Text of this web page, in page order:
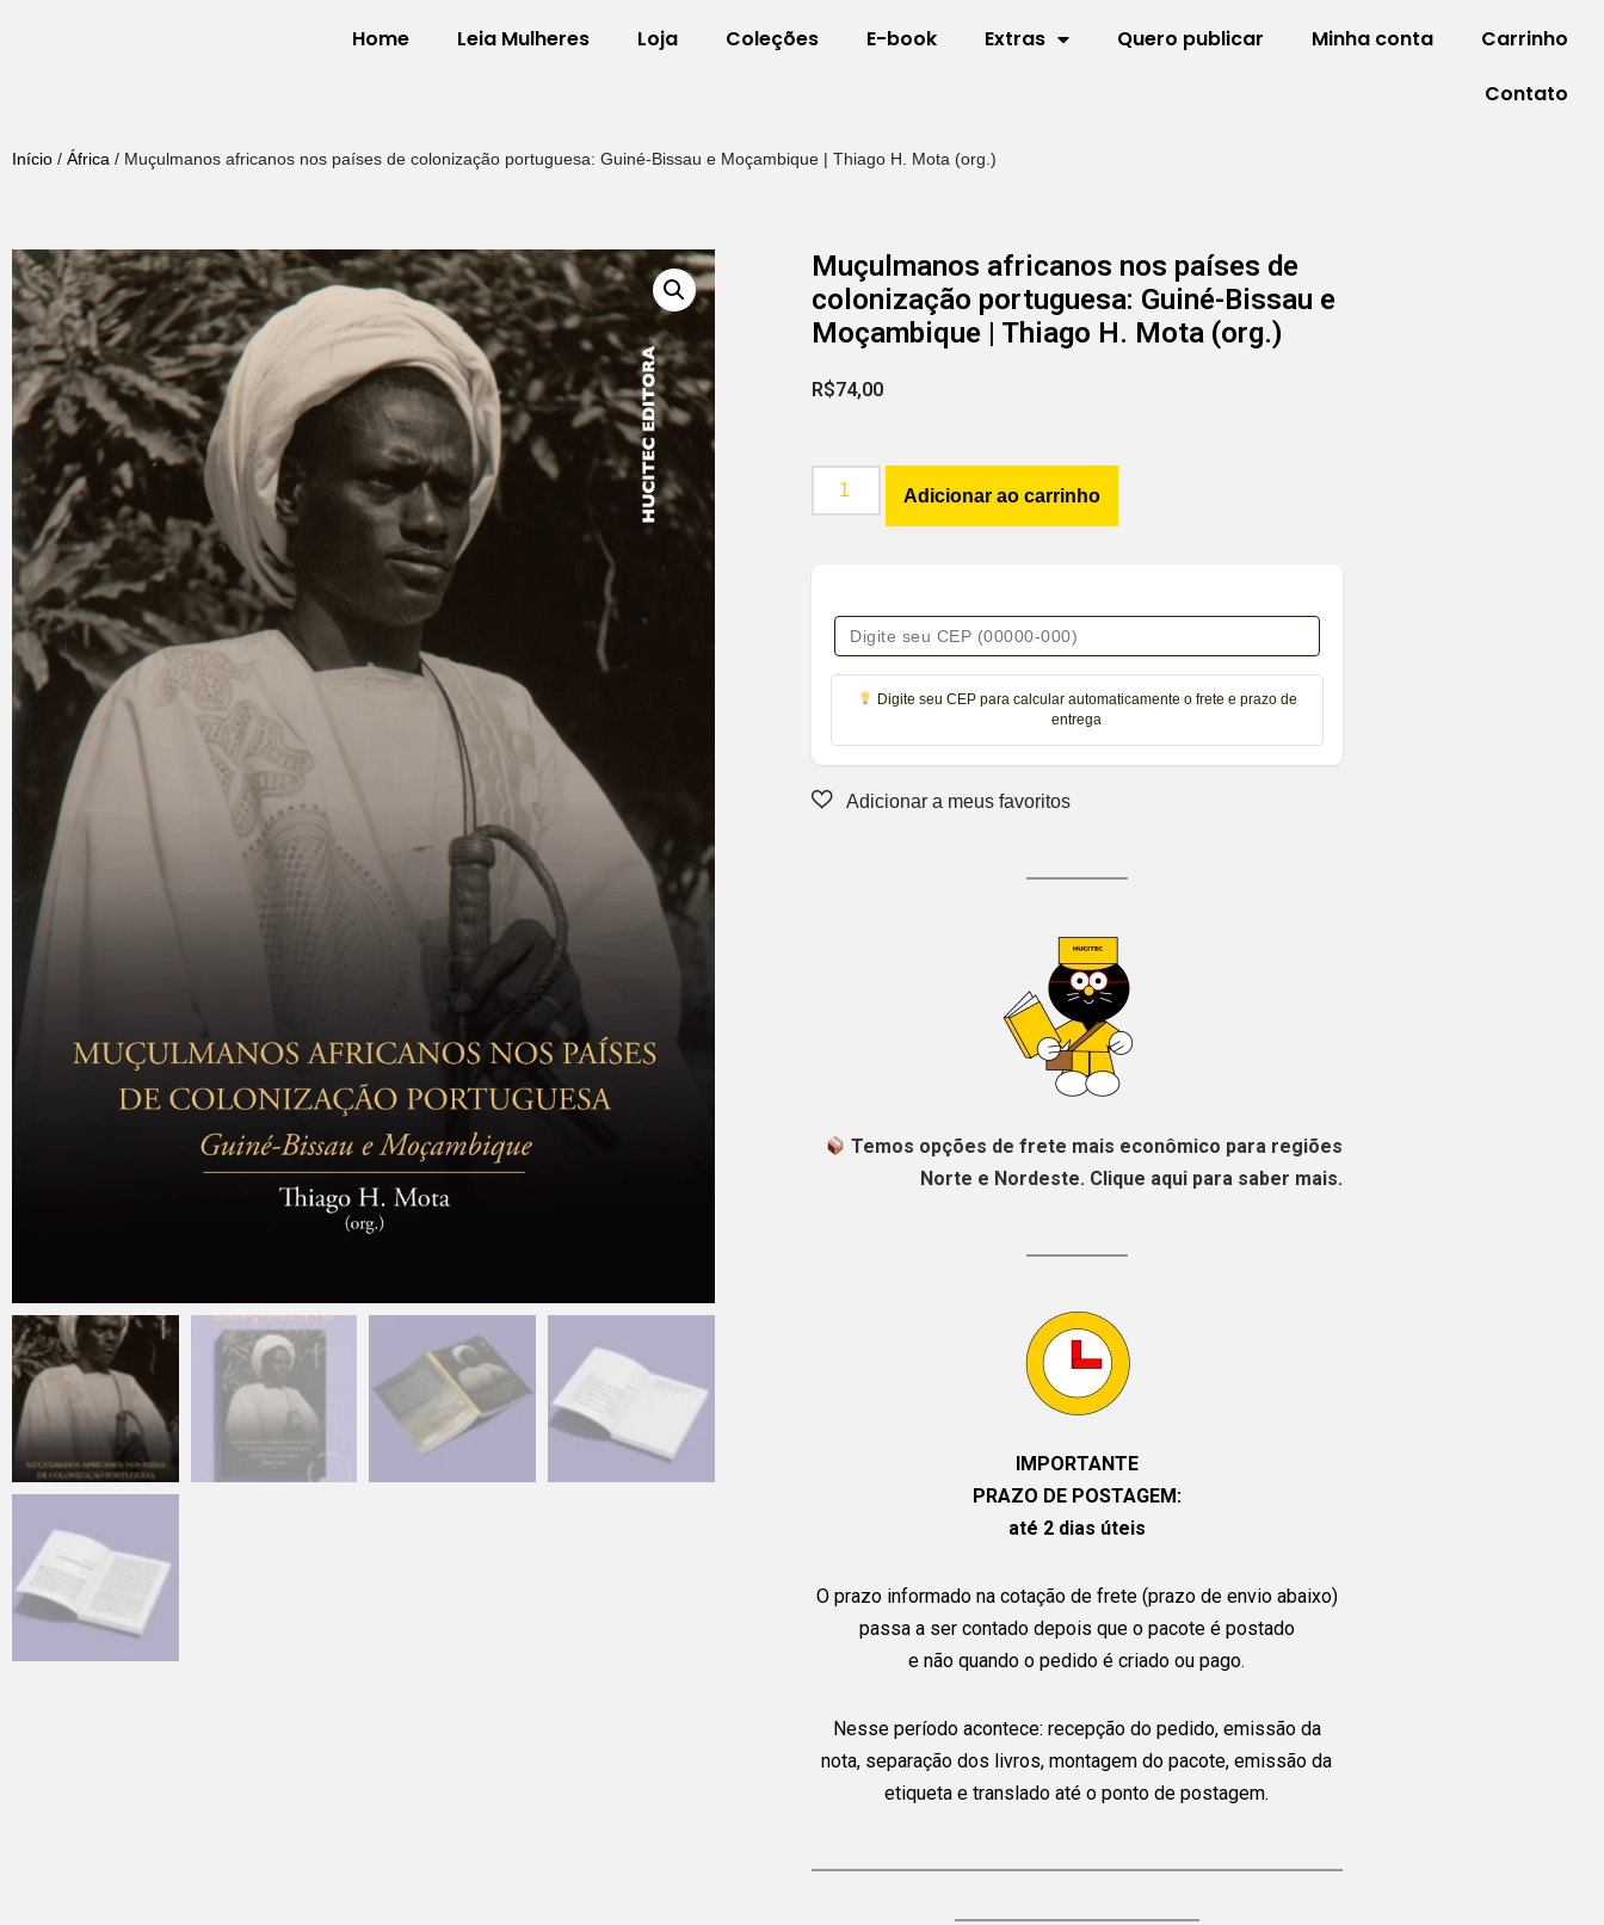
conteúdo
Home Leia Mulheres Loja Coleções E-book Extras Quero publicar Minha conta
Carrinho
Contato
Início / África / Muçulmanos africanos nos países de colonização portuguesa: Guiné-Bissau e Moçambique | Thiago H. Mota (org.)
Muçulmanos africanos nos países de
colonização portuguesa: Guiné-Bissau e
Moçambique | Thiago H. Mota (org.)
R$74,00
Adicionar ao carrinho
Digite seu CEP para calcular automaticamente o frete e prazo de
entrega
Temos opções de frete mais econômico para regiões
Norte e Nordeste. Clique aqui para saber mais.
IMPORTANTE
PRAZO DE POSTAGEM:
até 2 dias úteis
O prazo informado na cotação de frete (prazo de envio abaixo)
passa a ser contado depois que o pacote é postado
e não quando o pedido é criado ou pago.
Nesse período acontece: recepção do pedido, emissão da
nota, separação dos livros, montagem do pacote, emissão da
etiqueta e translado até o ponto de postagem.